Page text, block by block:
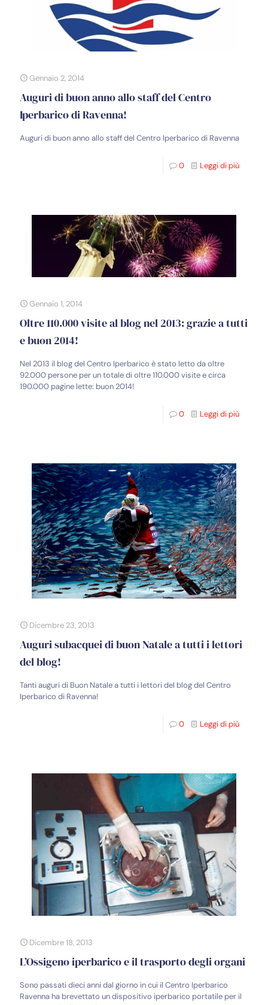
Gennaio 2, 2014
Auguri di buon anno allo staff del Centro
Iperbarico di Ravenna!
Auguri di buon anno allo staff del Centro Iperbarico di Ravenna
0 Leggi di più
Gennaio 1, 2014
Oltre 110.000 visite al blog nel 2013: grazie a tutti
e buon 2014!
Nel 2013 il blog del Centro Iperbarico è stato letto da oltre
92.000 persone per un totale di oltre 110.000 visite e circa
190.000 pagine lette: buon 2014!
0 Leggi di più
Dicembre 23, 2013
Auguri subacquei di buon Natale a tutti i lettori
del blog!
Tanti auguri di Buon Natale a tutti i lettori del blog del Centro
Iperbarico di Ravenna!
0 Leggi di più
Dicembre 18, 2013
L’Ossigeno iperbarico e il trasporto degli organi
Sono passati dieci anni dal giorno in cui il Centro Iperbarico
Ravenna ha brevettato un dispositivo iperbarico portatile per il